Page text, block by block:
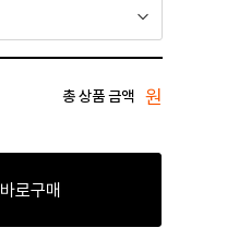
총 상품 금액 원
바로구매